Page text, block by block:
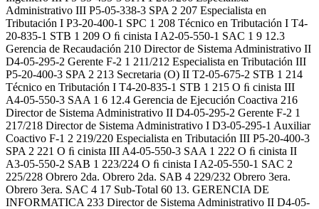
Administrativo III P5-05-338-3 SPA 2 207 Especialista en
Tributación I P3-20-400-1 SPC 1 208 Técnico en Tributación I T4-
20-835-1 STB 1 209 O ﬁ cinista I A2-05-550-1 SAC 1 9 12.3
Gerencia de Recaudación 210 Director de Sistema Administrativo II
D4-05-295-2 Gerente F-2 1 211/212 Especialista en Tributación III
P5-20-400-3 SPA 2 213 Secretaria (O) II T2-05-675-2 STB 1 214
Técnico en Tributación I T4-20-835-1 STB 1 215 O ﬁ cinista III
A4-05-550-3 SAA 1 6 12.4 Gerencia de Ejecución Coactiva 216
Director de Sistema Administrativo II D4-05-295-2 Gerente F-2 1
217/218 Director de Sistema Administrativo I D3-05-295-1 Auxiliar
Coactivo F-1 2 219/220 Especialista en Tributación III P5-20-400-3
SPA 2 221 O ﬁ cinista III A4-05-550-3 SAA 1 222 O ﬁ cinista II
A3-05-550-2 SAB 1 223/224 O ﬁ cinista I A2-05-550-1 SAC 2
225/228 Obrero 2da. Obrero 2da. SAB 4 229/232 Obrero 3era.
Obrero 3era. SAC 4 17 Sub-Total 60 13. GERENCIA DE
INFORMATICA 233 Director de Sistema Administrativo II D4-05-